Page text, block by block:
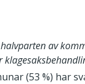
av
(53 %) har